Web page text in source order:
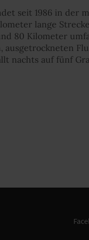
seit 1986 in der
lange
80 Kilometer
ausgetrockneten
nachts auf fünf